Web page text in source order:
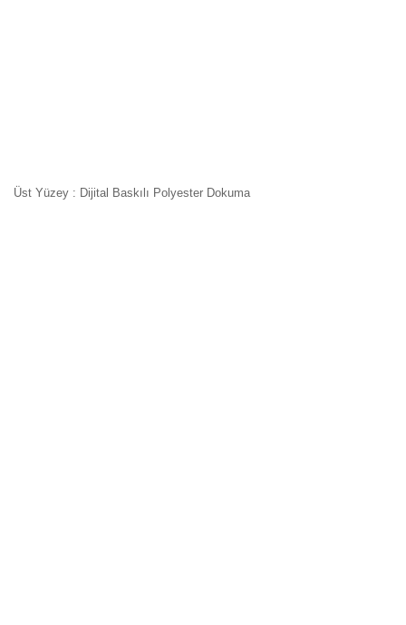
Üst Yüzey : Dijital Baskılı Polyester Dokuma